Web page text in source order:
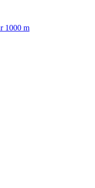
1000 m